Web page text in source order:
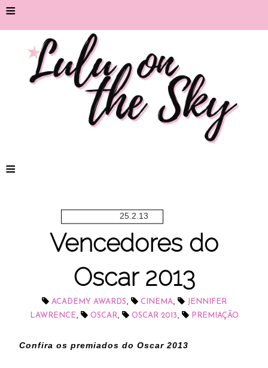
≡
≡
25.2.13
Vencedores do
Oscar 2013
ACADEMY AWARDS, CINEMA,
JENNIFER
LAWRENCE, OSCAR, OSCAR 2013, PREMIAÇÃO
Confira os premiados do Oscar 2013